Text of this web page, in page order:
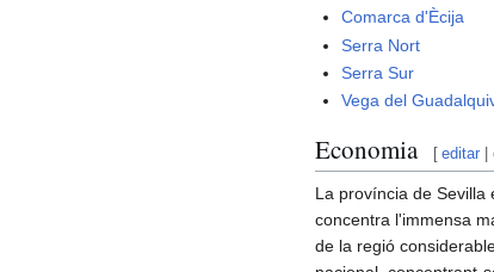
Comarca d'Ècija
Serra Nort
Serra Sur
Vega del
Economia [ editar |
La província de Sevilla
concentra l'immensa
de la regió